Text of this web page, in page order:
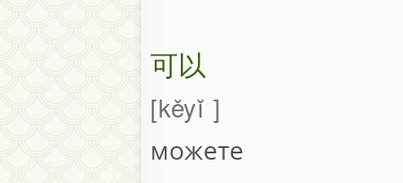
可以
kěyǐ
можете